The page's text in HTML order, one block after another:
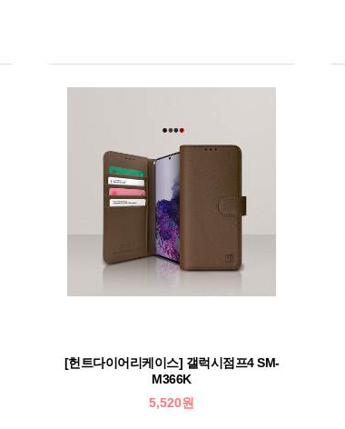
[헌트다이어리케이스] 갤럭시점프4 SM-
M366K
5,520원